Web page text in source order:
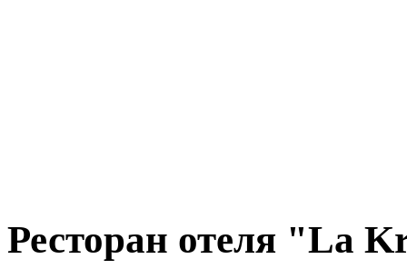
Ресторан отеля "La